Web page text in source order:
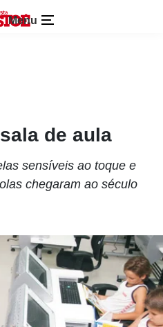
Menu
de aula
sensíveis ao toque e
chegaram ao século